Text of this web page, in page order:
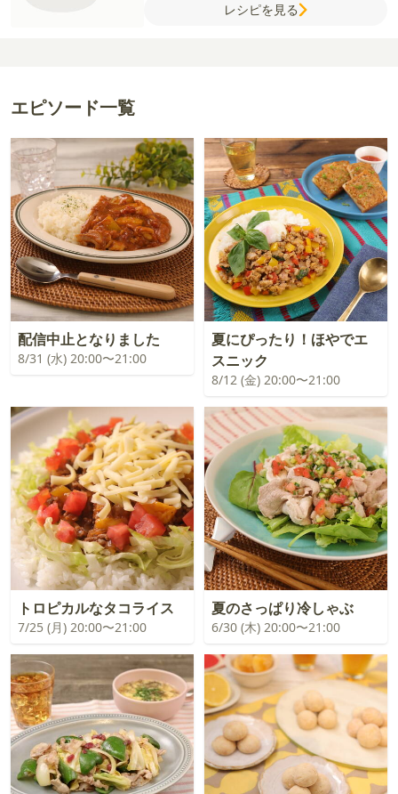
レシピを見る
エピソード一覧
配信中止となりました
8/31 (水) 20:00〜21:00
夏にぴったり！ほやでエ
スニック
8/12 (金) 20:00〜21:00
トロピカルなタコライス
7/25 (月) 20:00〜21:00
夏のさっぱり冷しゃぶ
6/30 (木) 20:00〜21:00